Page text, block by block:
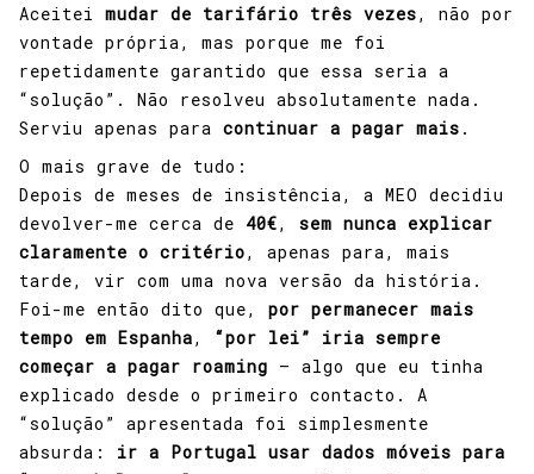
Aceitei mudar de tarifário três vezes, não por
vontade própria, mas porque me foi
repetidamente garantido que essa seria a
“solução”. Não resolveu absolutamente nada.
Serviu apenas para continuar a pagar mais .
O mais grave de tudo:
Depois de meses de insistência, a MEO decidiu
devolver-me cerca de 40€, sem nunca explicar
claramente o critério, apenas para, mais
tarde, vir com uma nova versão da história.
Foi-me então dito que, por permanecer mais
tempo em Espanha, “por lei” iria sempre
começar a pagar roaming — algo que eu tinha
explicado desde o primeiro contacto. A
“solução” apresentada foi simplesmente
absurda: ir a Portugal usar dados móveis para